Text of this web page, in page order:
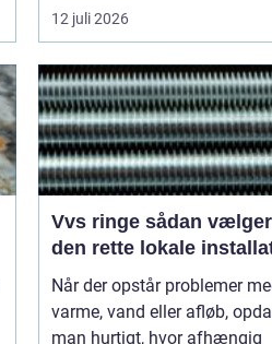
12 juli 2026
Vvs ringe sådan vælger du
den rette lokale
Når der opstår problemer
varme, vand eller afløb,
man hurtigt, hvor afhængig